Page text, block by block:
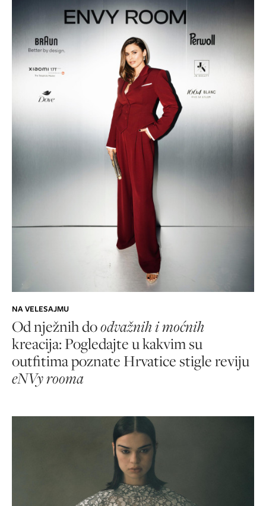
NA VELESAJMU
Od nježnih doodvažnih i moćnih
kreacija: Pogledajte u kakvim su
outfitima poznate Hrvatice stigle reviju
eNVy rooma